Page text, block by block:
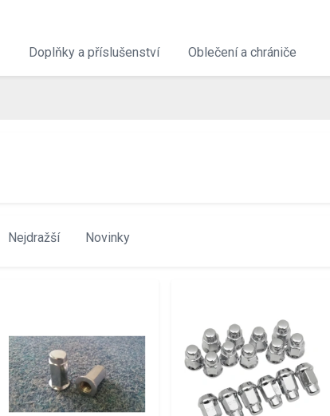
Doplňky a příslušenství Oblečení a chrániče
Nejdražší Novinky